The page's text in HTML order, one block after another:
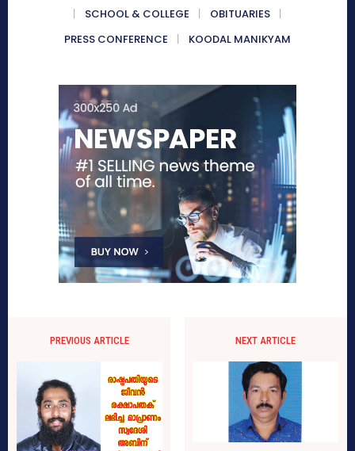
SCHOOL & COLLEGE
OBITUARIES
PRESS CONFERENCE
KOODAL MANIKYAM
PREVIOUS ARTICLE NEXT ARTICLE